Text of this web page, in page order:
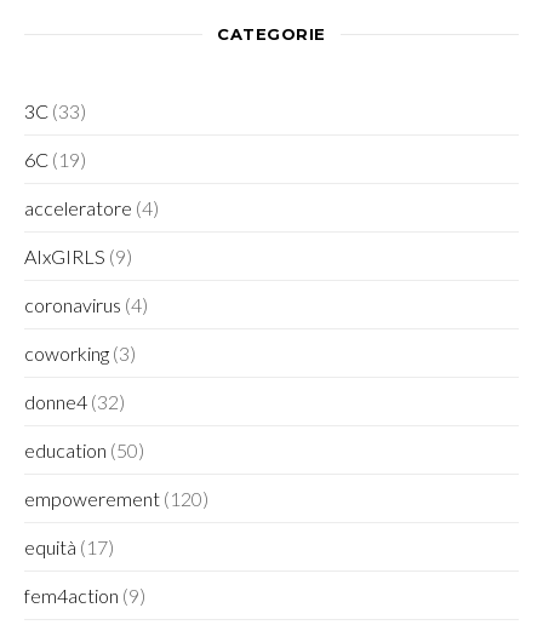
CATEGORIE
3C (33)
6C (19)
acceleratore (4)
AIxGIRLS (9)
coronavirus (4)
coworking (3)
donne4 (32)
education (50)
empowerement (120)
equità (17)
fem4action (9)